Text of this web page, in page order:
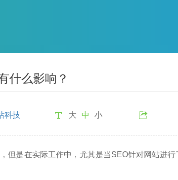
什么影响？
科技 大 中 小
但是在实际工作中，尤其是当SEO针对网站进行